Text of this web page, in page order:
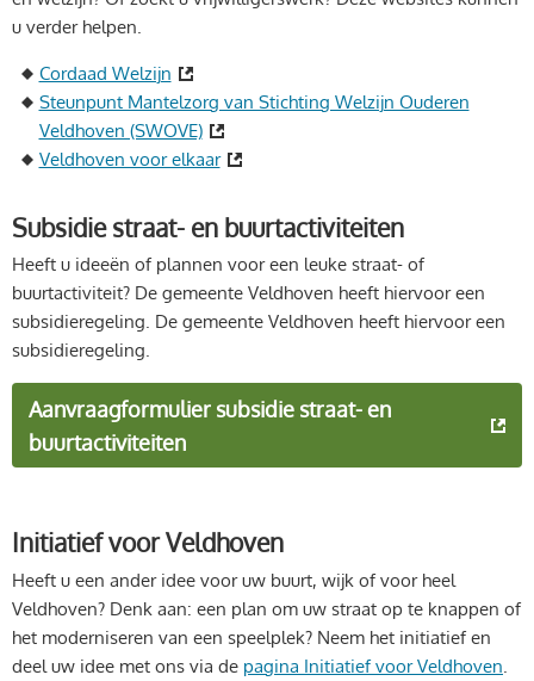
u verder helpen.
Cordaad Welzijn
Steunpunt Mantelzorg van Stichting Welzijn Ouderen
Veldhoven (SWOVE)
Veldhoven voor elkaar
Subsidie straat- en buurtactiviteiten
Heeft u ideeën of plannen voor een leuke straat- of
buurtactiviteit? De gemeente Veldhoven heeft hiervoor een
subsidieregeling. De gemeente Veldhoven heeft hiervoor een
subsidieregeling.
Aanvraagformulier subsidie straat- en
buurtactiviteiten
Initiatief voor Veldhoven
Heeft u een ander idee voor uw buurt, wijk of voor heel
Veldhoven? Denk aan: een plan om uw straat op te knappen of
het moderniseren van een speelplek? Neem het initiatief en
deel uw idee met ons via de pagina Initiatief voor Veldhoven